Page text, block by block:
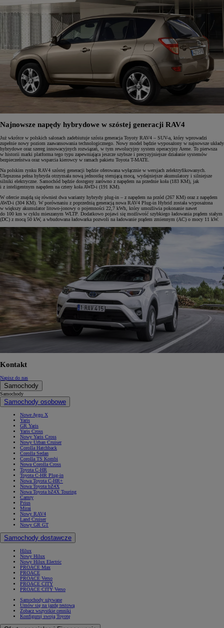
Najnowsze napędy hybrydowe w szóstej generacji RAV4
Już wkrótce w polskich salonach zadebiutuje szósta generacja Toyoty RAV4 – SUV-a, który wprowadzi
zupełnie nowy poziom zaawansowania technologicznego. Nowy model będzie wyposażony w najnowsze układy
hybrydowe oraz szereg innowacyjnych rozwiązań, w tym rewolucyjny system operacyjny Arene. To pierwsza
w historii marki platforma tego typu zapewniająca jeszcze szybsze i precyzyjniejsze działanie systemów
bezpieczeństwa oraz wsparcia kierowcy w ramach pakietu Toyota T-MATE.
Na polskim rynku RAV4 szóstej generacji będzie oferowana wyłącznie w wersjach zelektryfikowanych.
Ulepszona pełna hybryda otrzymała nową jednostkę sterującą mocą, wydajniejsze akumulatory i silniejsze
silniki elektryczne. Samochód będzie dostępny zarówno z napędem na przednie koła (183 KM), jak
i z inteligentnym napędem na cztery koła AWD-i (191 KM).
W ofercie znajdą się również dwa warianty hybrydy plug-in – z napędem na przód (267 KM) oraz z napędem
AWD-i (304 KM). W porównaniu z poprzednią generacją nowa RAV4 Plug-in Hybrid została wyposażona
w większy akumulator litowo-jonowy o pojemności 22,7 kWh, który umożliwia pokonanie nawet
do 100 km w cyklu mieszanym WLTP. Dodatkowo pojawi się możliwość szybkiego ładowania prądem stałym
(DC) z mocą 50 kW, a wbudowana ładowarka pozwoli na ładowanie prądem zmiennym (AC) o mocy 11 kW.
Kontakt
Napisz do nas
Samochody
Samochody
Samochody osobowe
Nowe Aygo X
Yaris
GR Yaris
Yaris Cross
Nowy Yaris Cross
Nowy Urban Cruiser
Corolla Hatchback
Corolla Sedan
Corolla TS Kombi
Nowa Corolla Cross
Toyota C-HR
Toyota C-HR Plug-in
Nowa Toyota C-HR+
Nowa Toyota bZ4X
Nowa Toyota bZ4X Touring
Camry
Prius
Mirai
Nowy RAV4
Land Cruiser
Nowy GR GT
Samochody dostawcze
Hilux
Nowy Hilux
Nowy Hilux Electric
PROACE Max
PROACE
PROACE Verso
PROACE CITY
PROACE CITY Verso
Samochody używane
Umów się na jazdę testową
Zobacz wszystkie cenniki
Konfiguruj swoją Toyotę